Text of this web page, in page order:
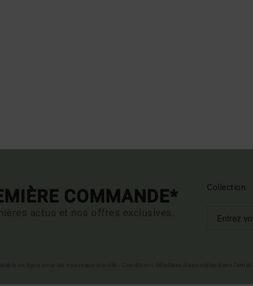
COMMANDE*
actus et nos offres exclusives.
Collection